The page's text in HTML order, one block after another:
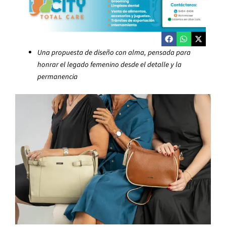
Una propuesta de diseño con alma, pensada para
honrar el legado femenino desde el detalle y la
permanencia